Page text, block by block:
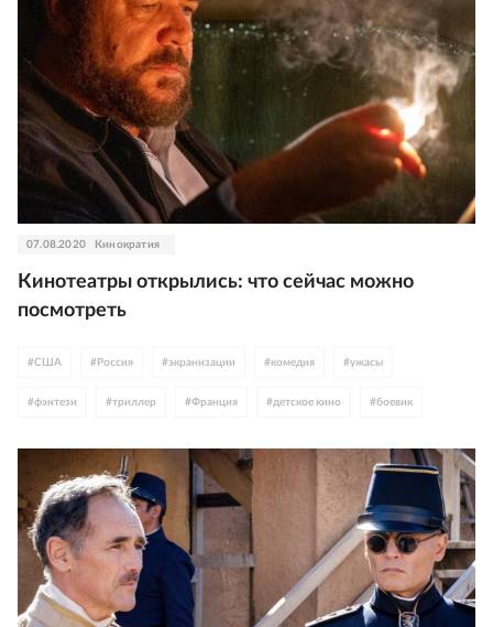
07.08.2020 Кинократия
Кинотеатры открылись: что сейчас можно
посмотреть
#США # Россия #экранизации #комедия #ужасы
#фэнтези #триллер #Франция #детское кино #боевик
мелодрама #Джонни Депп клюква Исландия
#Роберт Паттинсон # ЮАР Дэниел Рэдклифф
Константин Хабенский #что идет в кино # Райан Гослинг
#Дэйв Батиста # Рассел Кроу Николас Виндинг Рефн